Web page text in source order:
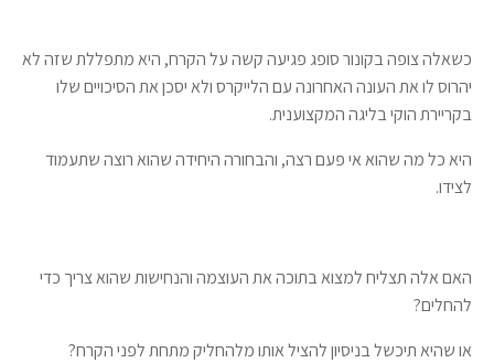
כשאלה צופה בקונור סופג פגיעה קשה על הקרח, היא מתפללת שזה לא
יהרוס לו את העונה האחרונה עם הלייקרס ולא יסכן את הסיכויים שלו
בקריירת הוקי בליגה המקצוענית.
היא כל מה שהוא אי פעם רצה, והבחורה היחידה שהוא רוצה שתעמוד
לצידו.
האם אלה תצליח למצוא בתוכה את העוצמה והנחישות שהוא צריך כדי
להחלים?
או שהיא תיכשל בניסיון להציל אותו מלהחליק מתחת לפני הקרח?